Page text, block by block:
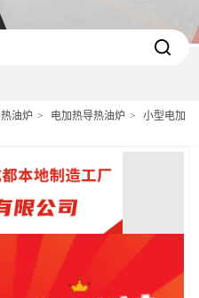
油炉 电加热导热油炉
小型电加